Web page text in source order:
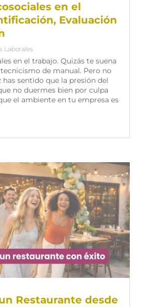
en el
Evaluación
Laborales
en el trabajo. Quizás te suena
de manual. Pero no
has sentido que la presión del
no duermes bien por culpa
el ambiente en tu empresa es
Restaurante desde